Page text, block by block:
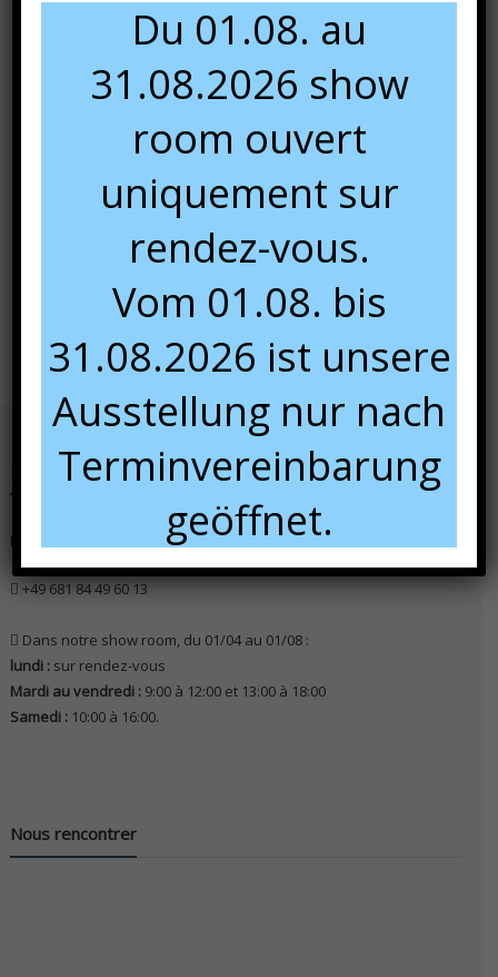
Coussins décoratifs:
Un large choix de coussins décoratifs 40x40x12cm, 100%
coton 220gr/m2, lavable à la main.
KF-04121162
Nous contacter
N'hésitez pas à nous contacter pour tous renseignements.
+49 681 84 49 60 13
Dans notre show room, du 01/04 au 01/08 :
lundi : sur rendez-vous
Mardi au vendredi : 9:00 à 12:00 et 13:00 à 18:00
Samedi : 10:00 à 16:00.
Nous rencontrer
Du 01.08. au
31.08.2026 show
room ouvert
uniquement sur
rendez-vous.
Vom 01.08. bis
31.08.2026 ist unsere
Ausstellung nur nach
Terminvereinbarung
geöffnet.